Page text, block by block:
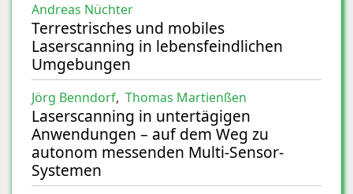
Andreas Nüchter
Terrestrisches und mobiles
Laserscanning in lebensfeindlichen
Umgebungen
Jörg Benndorf, Thomas Martienßen
Laserscanning in untertägigen
Anwendungen – auf dem Weg zu
autonom messenden Multi-Sensor-
Systemen